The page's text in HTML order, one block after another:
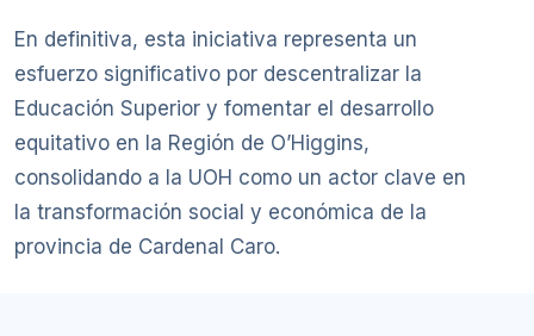
En definitiva, esta iniciativa representa un
esfuerzo significativo por descentralizar la
Educación Superior y fomentar el desarrollo
equitativo en la Región de O’Higgins,
consolidando a la UOH como un actor clave en
la transformación social y económica de la
provincia de Cardenal Caro.